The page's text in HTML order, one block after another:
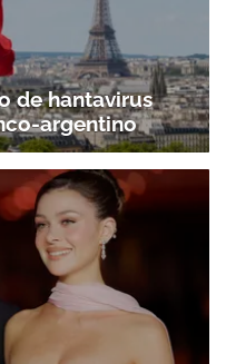
de hantavirus
argentino